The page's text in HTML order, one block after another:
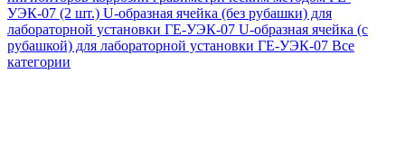
УЭК-07 (2 шт.) U-образная ячейка (без рубашки) для
лабораторной установки ГЕ-УЭК-07 U-образная ячейка (с
рубашкой) для лабораторной установки ГЕ-УЭК-07 Все
категории